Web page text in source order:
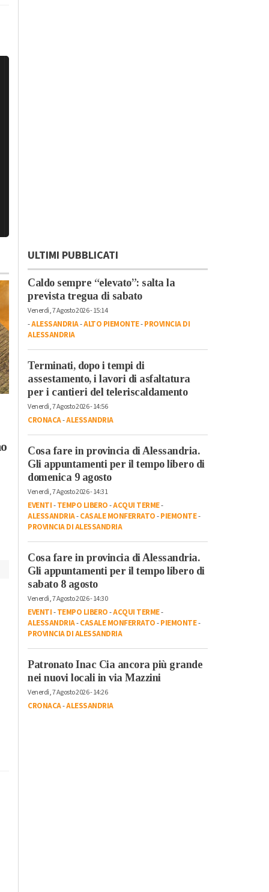
Lunedì, 3 Agosto 2026 - 09:48
Cronaca- Alessandria-Alto
Alessandria-Provincia di Pavia
Carburanti: benzina
a 2 euro, gasolio
sempre più su
nonostante lo sconto
Piemonte
Alessandria
oltre 26 mnl di auto
sulle strade
ULTIMI PUBBLICATI
Caldo sempre “elevato”: salta la
prevista tregua di sabato
Venerdì, 7 Agosto 2026 - 15:14
-ALESSANDRIA-ALTO PIEMONTE-PROVINCIA DI
ALESSANDRIA
Terminati, dopo i tempi di
assestamento, i lavori di asfaltatura
per i cantieri del teleriscaldamento
Venerdì, 7 Agosto 2026 - 14:56
CRONACA-ALESSANDRIA
Cosa fare in provincia di Alessandria.
Gli appuntamenti per il tempo libero di
domenica 9 agosto
Venerdì, 7 Agosto 2026 - 14:31
EVENTI-TEMPO LIBERO-ACQUI TERME-
ALESSANDRIA-CASALE MONFERRATO-PIEMONTE-
PROVINCIA DI ALESSANDRIA
Cosa fare in provincia di Alessandria.
Gli appuntamenti per il tempo libero di
sabato 8 agosto
Venerdì, 7 Agosto 2026 - 14:30
EVENTI-TEMPO LIBERO-ACQUI TERME-
ALESSANDRIA-CASALE MONFERRATO-PIEMONTE-
PROVINCIA DI ALESSANDRIA
Patronato Inac Cia ancora più grande
nei nuovi locali in via Mazzini
Venerdì, 7 Agosto 2026 - 14:26
CRONACA-ALESSANDRIA